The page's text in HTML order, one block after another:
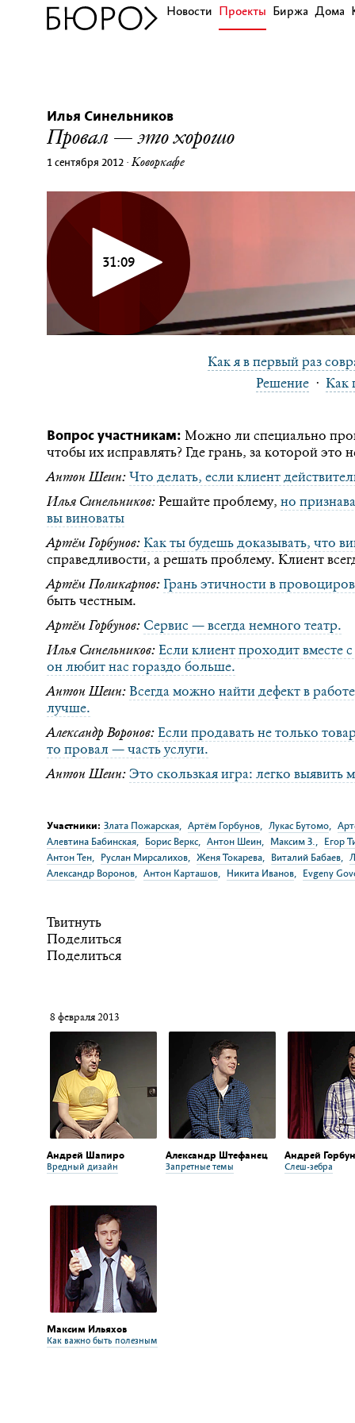
Новости Проекты Биржа Дома
Илья Синельников
Провал — это хорошо
1 сентября 2012 · Коворкафе
31:09
Как я в первый раз
Решение · Как
Вопрос участникам: Можно ли специально
чтобы их исправлять? Где грань, за которой это
Антон Шеин: Что делать, если клиент
Илья Синельников: Решайте проблему, но
вы виноваты
Артём Горбунов: Как ты будешь доказывать, что
справедливости, а решать проблему. Клиент
Артём Поликарпов: Грань этичности в
быть честным.
Артём Горбунов: Сервис — всегда немного театр.
Илья Синельников: Если клиент проходит вместе
он любит нас гораздо больше.
Антон Шеин: Всегда можно найти дефект в
лучше.
Александр Воронов: Если продавать не только
то провал — часть услуги.
Антон Шеин: Это скользкая игра: легко выявить
Участники: Злата Пожарская, Артём Горбунов, Лукас Бутомо,
Алевтина Бабинская, Борис Веркс, Антон Шеин, Максим З.,
Егор
Антон Тен, Руслан Мирсалихов, Женя Токарева, Виталий Бабаев,
Александр Воронов, Антон Карташов, Никита Иванов, Evgeny
Твитнуть
Поделиться
Поделиться
8 февраля 2013
Андрей Шапиро
Вредный дизайн
Александр Штефанец
Запретные темы
Андрей
Слеш-зебра
Максим Ильяхов
Как важно быть полезным